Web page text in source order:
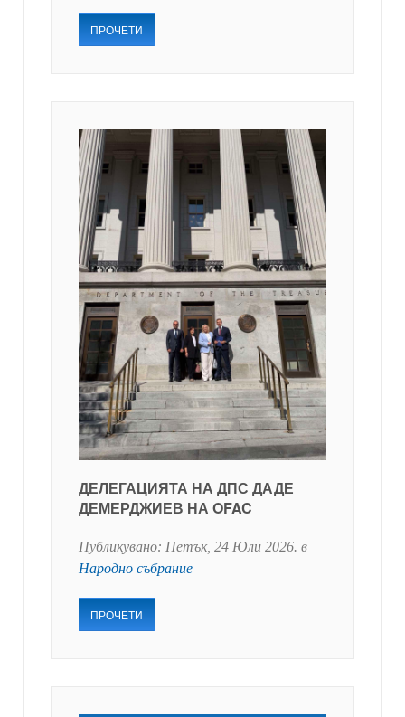
ПРОЧЕТИ
ДЕЛЕГАЦИЯТА НА ДПС ДАДЕ
ДЕМЕРДЖИЕВ НА OFAC
Публикувано: Петък, 24 Юли 2026. в
Народно събрание
ПРОЧЕТИ